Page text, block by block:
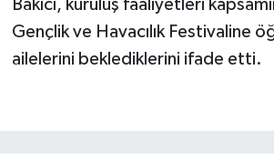
Bakıcı, kuruluş faaliyetleri
Gençlik ve Havacılık Festivaline
ailelerini beklediklerini ifade etti.